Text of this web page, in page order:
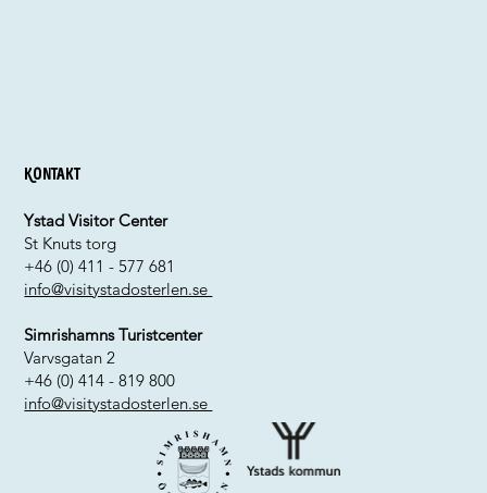
Kontakt
Ystad Visitor Center
St Knuts torg
+46 (0) 411 - 577 681
info@visitystadosterlen.se
Simrishamns Turistcenter
Varvsgatan 2
+46 (0) 414 - 819 800
info@visitystadosterlen.se